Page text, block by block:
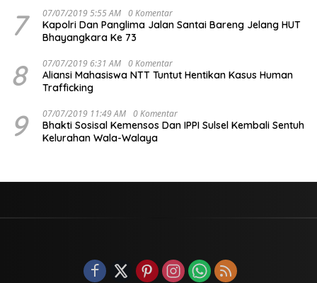
7 07/07/2019 5:55 AM 0 Komentar
Kapolri Dan Panglima Jalan Santai Bareng Jelang HUT
Bhayangkara Ke 73
8 07/07/2019 6:31 AM 0 Komentar
Aliansi Mahasiswa NTT Tuntut Hentikan Kasus Human
Trafficking
9 07/07/2019 11:49 AM 0 Komentar
Bhakti Sosisal Kemensos Dan IPPI Sulsel Kembali Sentuh
Kelurahan Wala-Walaya